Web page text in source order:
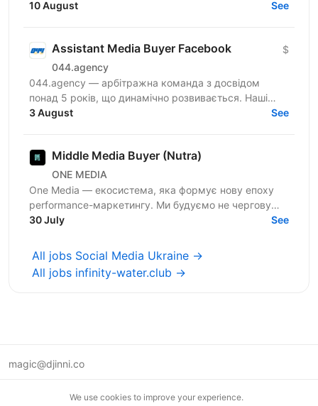
топовими оферами ринку. За цей час змогли
10 August See
Assistant Media Buyer Facebook
044.agency
$
044.agency — арбітражна команда з досвідом
понад 5 років, що динамічно розвивається. Наші
співробітники — наша головна цінність, тому ми
3 August See
Middle Media Buyer (Nutra)
ONE MEDIA
One Media — екосистема, яка формує нову епоху
performance-маркетингу. Ми будуємо не чергову
арбітражну команду — ми створюємо повноцінну
30 July See
All jobs Social Media Ukraine →
All jobs infinity-water.club →
magic@djinni.co
We use cookies to improve your experience.